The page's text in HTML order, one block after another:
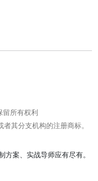
留所有权利
其分支机构的注册商标。
案、实战导师应有尽有。